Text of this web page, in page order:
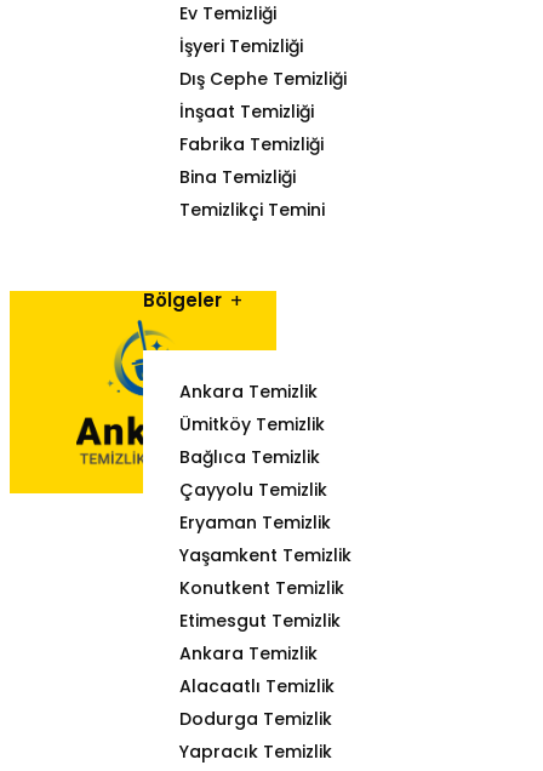
Ev Temizliği
İşyeri Temizliği
Dış Cephe Temizliği
İnşaat Temizliği
Fabrika Temizliği
Bina Temizliği
Temizlikçi Temini
Bölgeler
Ankara Temizlik
Ümitköy Temizlik
Bağlıca Temizlik
Çayyolu Temizlik
Eryaman Temizlik
Yaşamkent Temizlik
Konutkent Temizlik
Etimesgut Temizlik
Ankara Temizlik
Alacaatlı Temizlik
Dodurga Temizlik
Yapracık Temizlik